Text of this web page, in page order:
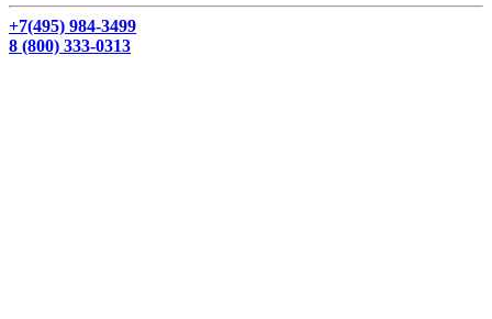
+7(495) 984-3499
8 (800) 333-0313